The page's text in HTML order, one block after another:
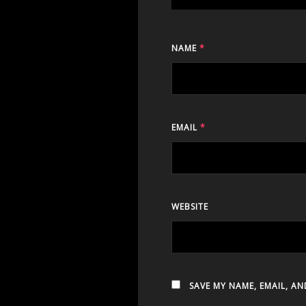
NAME *
EMAIL *
WEBSITE
SAVE MY NAME, EMAIL,